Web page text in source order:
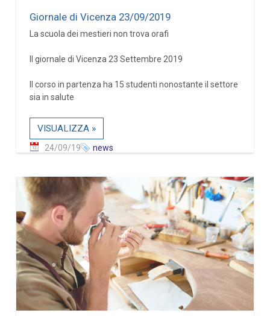
Giornale di Vicenza 23/09/2019
La scuola dei mestieri non trova orafi
Il giornale di Vicenza 23 Settembre 2019
Il corso in partenza ha 15 studenti nonostante il settore
sia in salute
VISUALIZZA »
24/09/19 news